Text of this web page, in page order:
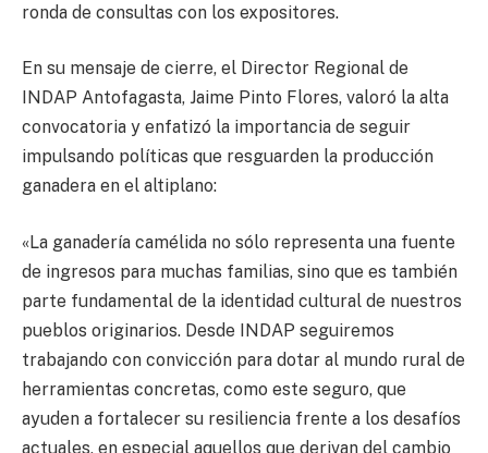
ronda de consultas con los expositores.
En su mensaje de cierre, el Director Regional de
INDAP Antofagasta, Jaime Pinto Flores, valoró la alta
convocatoria y enfatizó la importancia de seguir
impulsando políticas que resguarden la producción
ganadera en el altiplano:
«La ganadería camélida no sólo representa una fuente
de ingresos para muchas familias, sino que es también
parte fundamental de la identidad cultural de nuestros
pueblos originarios. Desde INDAP seguiremos
trabajando con convicción para dotar al mundo rural de
herramientas concretas, como este seguro, que
ayuden a fortalecer su resiliencia frente a los desafíos
actuales, en especial aquellos que derivan del cambio